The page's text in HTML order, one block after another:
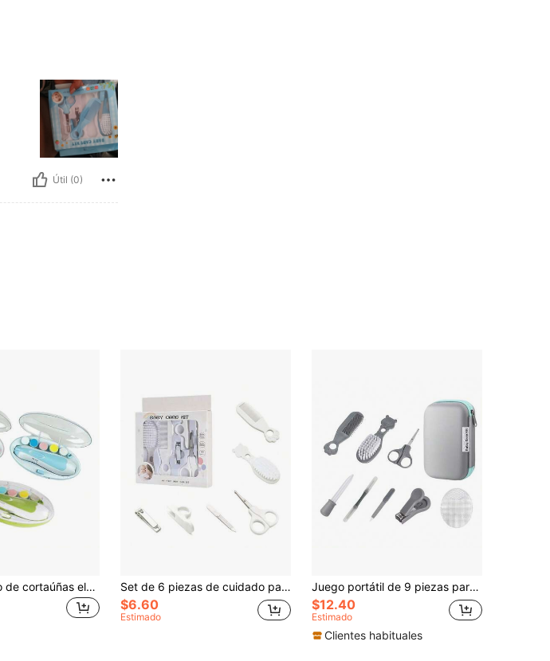
Útil (0)
1 pieza Juego de cortaúñas eléctrico para bebés, previene que las uñas del recién nacido se rasguen (incluye 6 almohadillas de repuesto) Set de 6 piezas de cuidado para recién nacidos con caja, juego de cuidado diario para el cabello y las uñas de bebé recién nacido, kit de aseo infantil que incluye peine, cepillo, cortaúñas, tijeras, lima de uñas, set de manicura para bebé, un regalo ideal para baby shower.
$6.60
Estimado
Juego portátil de 9 piezas para el cuidado del bebé - Kit de baño y aseo para bebés, incluye gotero para alimentación, cortaúñas, peine, cepillo, etc., adecuado para el baño y regalos de vacaciones, accesorios, adecuado para el cuidado personal diario
$12.40
Estimado
Clientes habituales